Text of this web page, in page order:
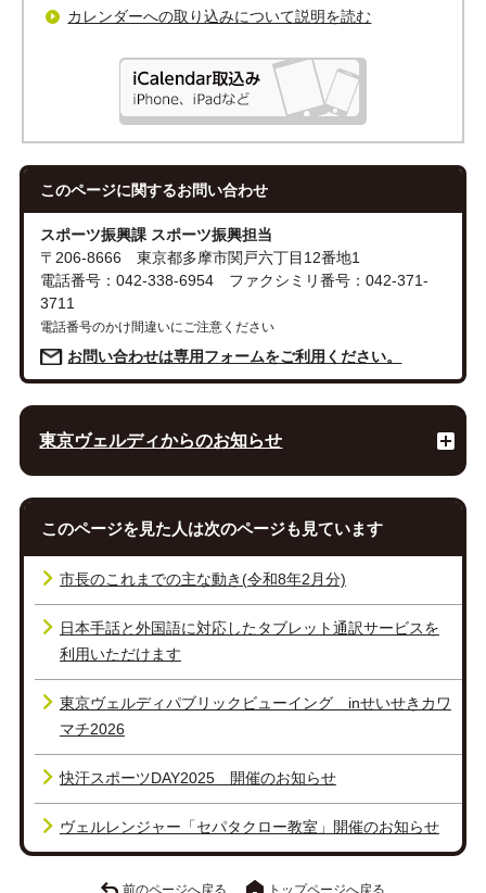
カレンダーへの取り込みについて説明を読む
このページに関するお問い合わせ
スポーツ振興課 スポーツ振興担当
〒206-8666 東京都多摩市関戸六丁目12番地1
電話番号：042-338-6954 ファクシミリ番号：042-371-
3711
電話番号のかけ間違いにご注意ください
お問い合わせは専用フォームをご利用ください。
東京ヴェルディからのお知らせ
このページを見た人は次のページも見ています
市長のこれまでの主な動き(令和8年2月分)
日本手話と外国語に対応したタブレット通訳サービスを
利用いただけます
東京ヴェルディパブリックビューイング inせいせきカワ
マチ2026
快汗スポーツDAY2025 開催のお知らせ
ヴェルレンジャー「セパタクロー教室」開催のお知らせ
前のページへ戻る トップページへ戻る